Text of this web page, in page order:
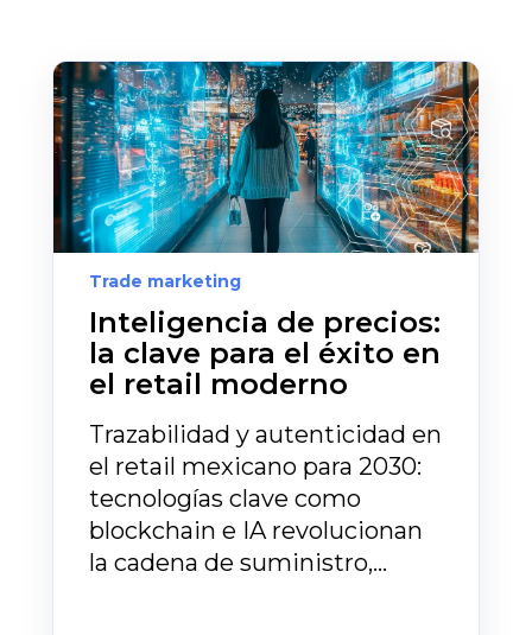
Trade marketing
Inteligencia de precios:
la clave para el éxito en
el retail moderno
Trazabilidad y autenticidad en
el retail mexicano para 2030:
tecnologías clave como
blockchain e IA revolucionan
la cadena de suministro,...